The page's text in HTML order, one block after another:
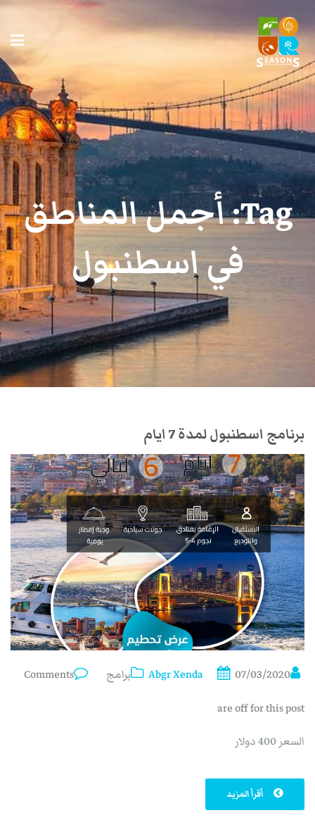
Tag: أجمل المناطق
في اسطنبول
برنامج اسطنبول لمدة 7 ايام
Abgr Xenda 07/03/2020 برامج
Comments
are off for this post
السعر 400 دولار
أقرأ المزيد